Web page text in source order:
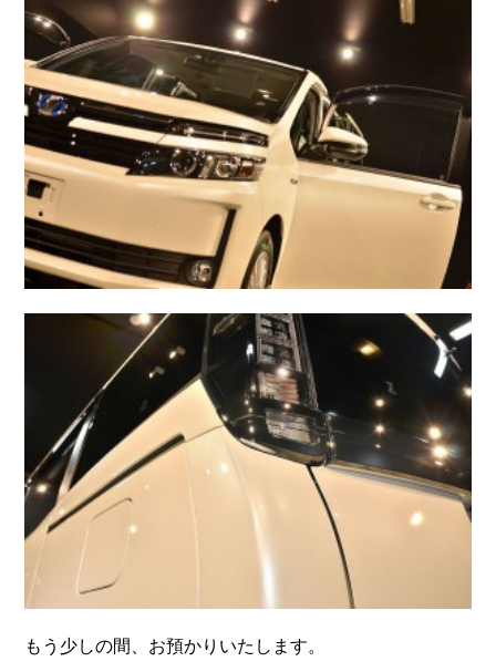
もう少しの間、お預かりいたします。